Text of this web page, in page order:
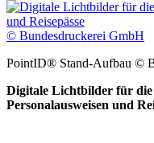
© Bundesdruckerei GmbH
PointID® Stand-Aufbau ©
Digitale Lichtbilder für die
Personalausweisen und